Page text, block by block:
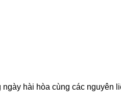
hài hòa cùng các nguyên